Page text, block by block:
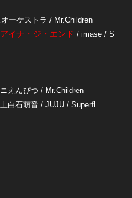
ーケストラ / Mr.Children
アイナ・ジ・エンド / imase / S
えんぴつ / Mr.Children
白石萌音 / JUJU / Superfl